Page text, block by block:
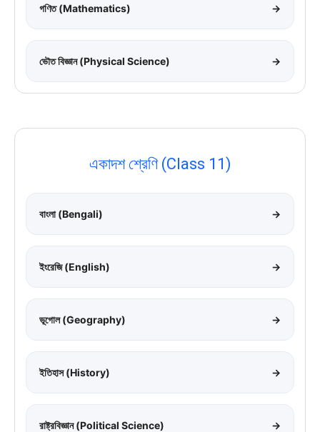
গণিত (Mathematics) →
ভৌত বিজ্ঞান (Physical Science) →
একাদশ শ্রেণি (Class 11)
বাংলা (Bengali) →
ইংরেজি (English) →
ভূগোল (Geography) →
ইতিহাস (History) →
রাষ্ট্রবিজ্ঞান (Political Science) →